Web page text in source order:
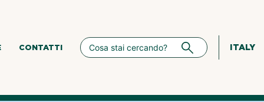
CONTATTI ITALY